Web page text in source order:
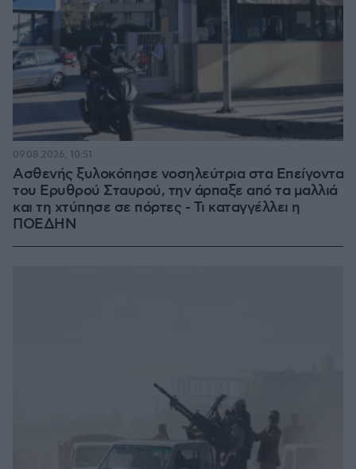
Ασθενής ξυλοκόπησε νοσηλεύτρια στα Επείγοντα
του Ερυθρού Σταυρού, την άρπαξε από τα μαλλιά
και τη χτύπησε σε πόρτες - Τι καταγγέλλει η
ΠΟΕΔΗΝ
09.08.2026, 10:51